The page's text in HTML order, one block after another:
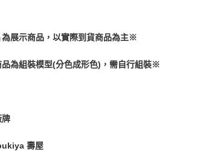
展示商品，以實際到貨商品為主※
為組裝模型(分色成形色)，需自行組裝※
牌
壽屋